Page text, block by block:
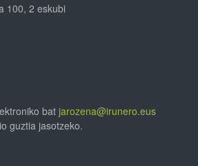
100, 2 eskubi
bat jarozena@irunero.eus
guztia jasotzeko.